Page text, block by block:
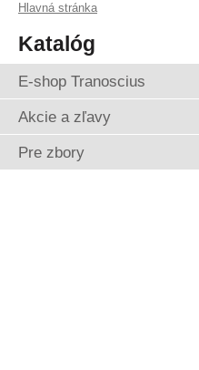
Katalóg
E-shop Tranoscius
Akcie a zľavy
Pre zbory
Hlavná stránka